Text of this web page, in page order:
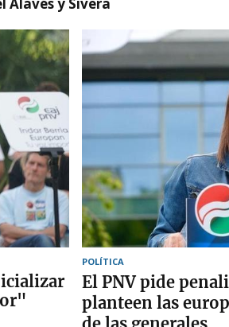
POLÍTICA
El PNV pide
planteen las